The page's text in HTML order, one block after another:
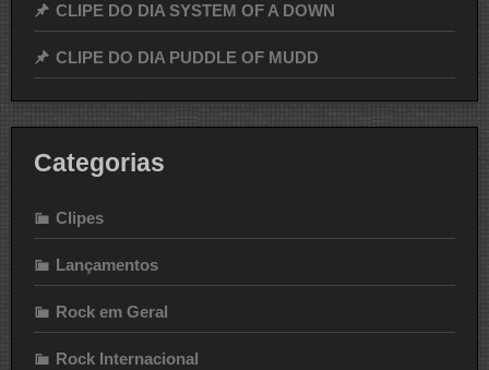
CLIPE DO DIA SYSTEM OF A DOWN
CLIPE DO DIA PUDDLE OF MUDD
Categorias
Clipes
Lançamentos
Rock em Geral
Rock Internacional